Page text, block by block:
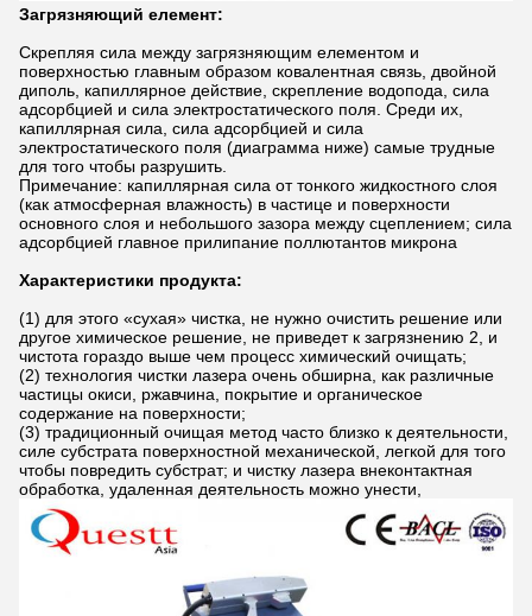
Загрязняющий елемент:
Скрепляя сила между загрязняющим елементом и
поверхностью главным образом ковалентная связь, двойной
диполь, капиллярное действие, скрепление водопода, сила
адсорбцией и сила электростатического поля. Среди их,
капиллярная сила, сила адсорбцией и сила
электростатического поля (диаграмма ниже) самые трудные
для того чтобы разрушить.
Примечание: капиллярная сила от тонкого жидкостного слоя
(как атмосферная влажность) в частице и поверхности
основного слоя и небольшого зазора между сцеплением; сила
адсорбцией главное прилипание поллютантов микрона
Характеристики продукта:
(1) для этого «сухая» чистка, не нужно очистить решение или
другое химическое решение, не приведет к загрязнению 2, и
чистота гораздо выше чем процесс химический очищать;
(2) технология чистки лазера очень обширна, как различные
частицы окиси, ржавчина, покрытие и органическое
содержание на поверхности;
(3) традиционный очищая метод часто близко к деятельности,
силе субстрата поверхностной механической, легкой для того
чтобы повредить субстрат; и чистку лазера внеконтактная
обработка, удаленная деятельность можно унести,